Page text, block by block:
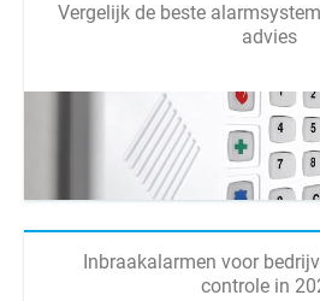
Vergelijk de beste
advies
Inbraakalarmen voor
controle in